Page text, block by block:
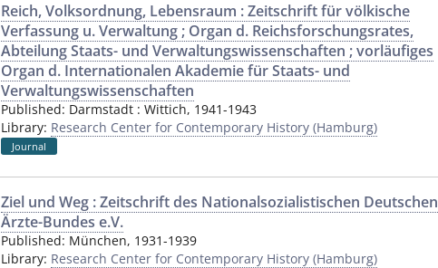
Reich, Volksordnung, Lebensraum : Zeitschrift für völkische
Verfassung u. Verwaltung ; Organ d. Reichsforschungsrates,
Abteilung Staats- und Verwaltungswissenschaften ; vorläufiges
Organ d. Internationalen Akademie für Staats- und
Verwaltungswissenschaften
Published: Darmstadt : Wittich, 1941-1943
Library: Research Center for Contemporary History (Hamburg)
Journal
Ziel und Weg : Zeitschrift des Nationalsozialistischen Deutschen
Ärzte-Bundes e.V.
Published: München, 1931-1939
Library: Research Center for Contemporary History (Hamburg)